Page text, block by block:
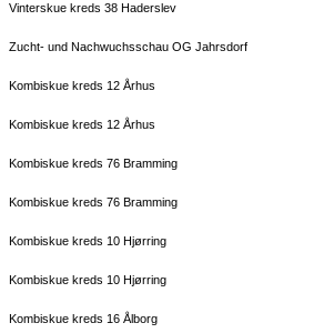
Vinterskue kreds 38 Haderslev
Zucht- und Nachwuchsschau OG Jahrsdorf
Kombiskue kreds 12 Århus
Kombiskue kreds 12 Århus
Kombiskue kreds 76 Bramming
Kombiskue kreds 76 Bramming
Kombiskue kreds 10 Hjørring
Kombiskue kreds 10 Hjørring
Kombiskue kreds 16 Ålborg